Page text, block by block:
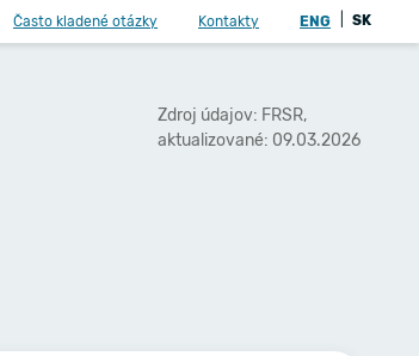
Často kladené otázky Kontakty ENG SK
Zdroj údajov: FRSR,
aktualizované: 09.03.2026